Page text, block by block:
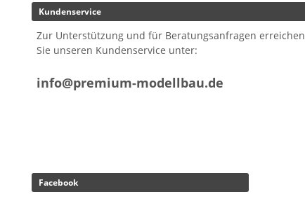
Kundenservice
Zur Unterstützung und für Beratungsanfragen erreichen
Sie unseren Kundenservice unter:
info@premium-modellbau.de
Facebook